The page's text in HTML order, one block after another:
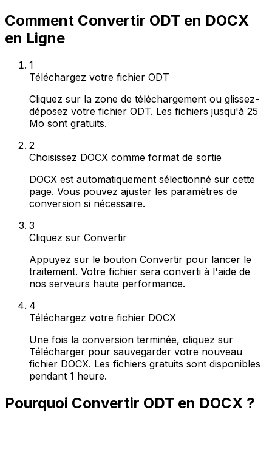
Comment Convertir ODT en DOCX
en Ligne
1
Téléchargez votre fichier ODT
Cliquez sur la zone de téléchargement ou glissez-
déposez votre fichier ODT. Les fichiers jusqu'à 25
Mo sont gratuits.
2
Choisissez DOCX comme format de sortie
DOCX est automatiquement sélectionné sur cette
page. Vous pouvez ajuster les paramètres de
conversion si nécessaire.
3
Cliquez sur Convertir
Appuyez sur le bouton Convertir pour lancer le
traitement. Votre fichier sera converti à l'aide de
nos serveurs haute performance.
4
Téléchargez votre fichier DOCX
Une fois la conversion terminée, cliquez sur
Télécharger pour sauvegarder votre nouveau
fichier DOCX. Les fichiers gratuits sont disponibles
pendant 1 heure.
Pourquoi Convertir ODT en DOCX ?